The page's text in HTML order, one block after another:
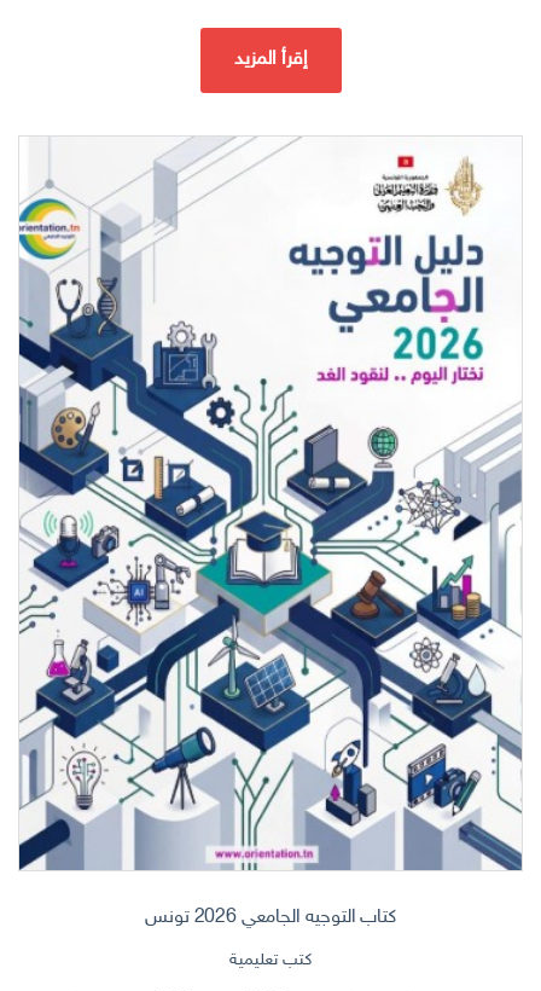
إقرأ المزيد
كتاب التوجيه الجامعي 2026 تونس
كتب تعليمية